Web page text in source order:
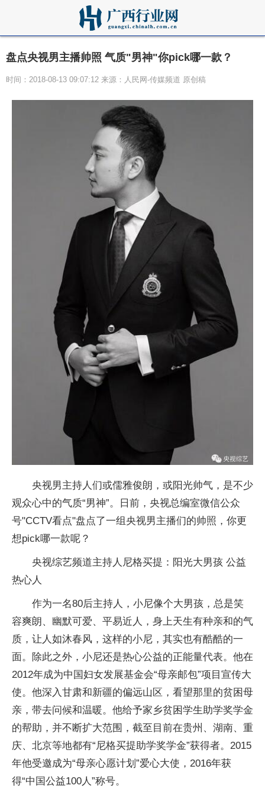
盘点央视男主播帅照 气质"男神"你pick哪一款？
时间：2018-08-13 09:07:12 来源：人民网-传媒频道 原创稿
央视男主持人们或儒雅俊朗，或阳光帅气，是不少
观众心中的气质“男神”。日前，央视总编室微信公众
号"CCTV看点"盘点了一组央视男主播们的帅照，你更
想pick哪一款呢？
央视综艺频道主持人尼格买提：阳光大男孩 公益
热心人
作为一名80后主持人，小尼像个大男孩，总是笑
容爽朗、幽默可爱、平易近人，身上天生有种亲和的气
质，让人如沐春风，这样的小尼，其实也有酷酷的一
面。
除此之外，小尼还是热心公益的正能量代表。 他在
2012年成为中国妇女发展基金会“母亲邮包”项目宣传大
使。他深入甘肃和新疆的偏远山区，看望那里的贫困母
亲，带去问候和温暖。他给予家乡贫困学生助学奖学金
的帮助，并不断扩大范围，截至目前在贵州、湖南、重
庆、北京等地都有“尼格买提助学奖学金”获得者。2015
年他受邀成为“母亲心愿计划”爱心大使，2016年获
得“中国公益100人”称号。